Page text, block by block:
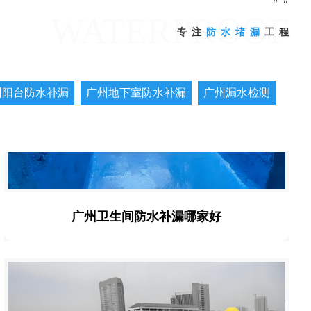
WATERPROOF
专注 防水堵漏 工程
台防水补漏 广州地下室防水补漏 广州漏水检测
广州卫生间防水补漏哪家好